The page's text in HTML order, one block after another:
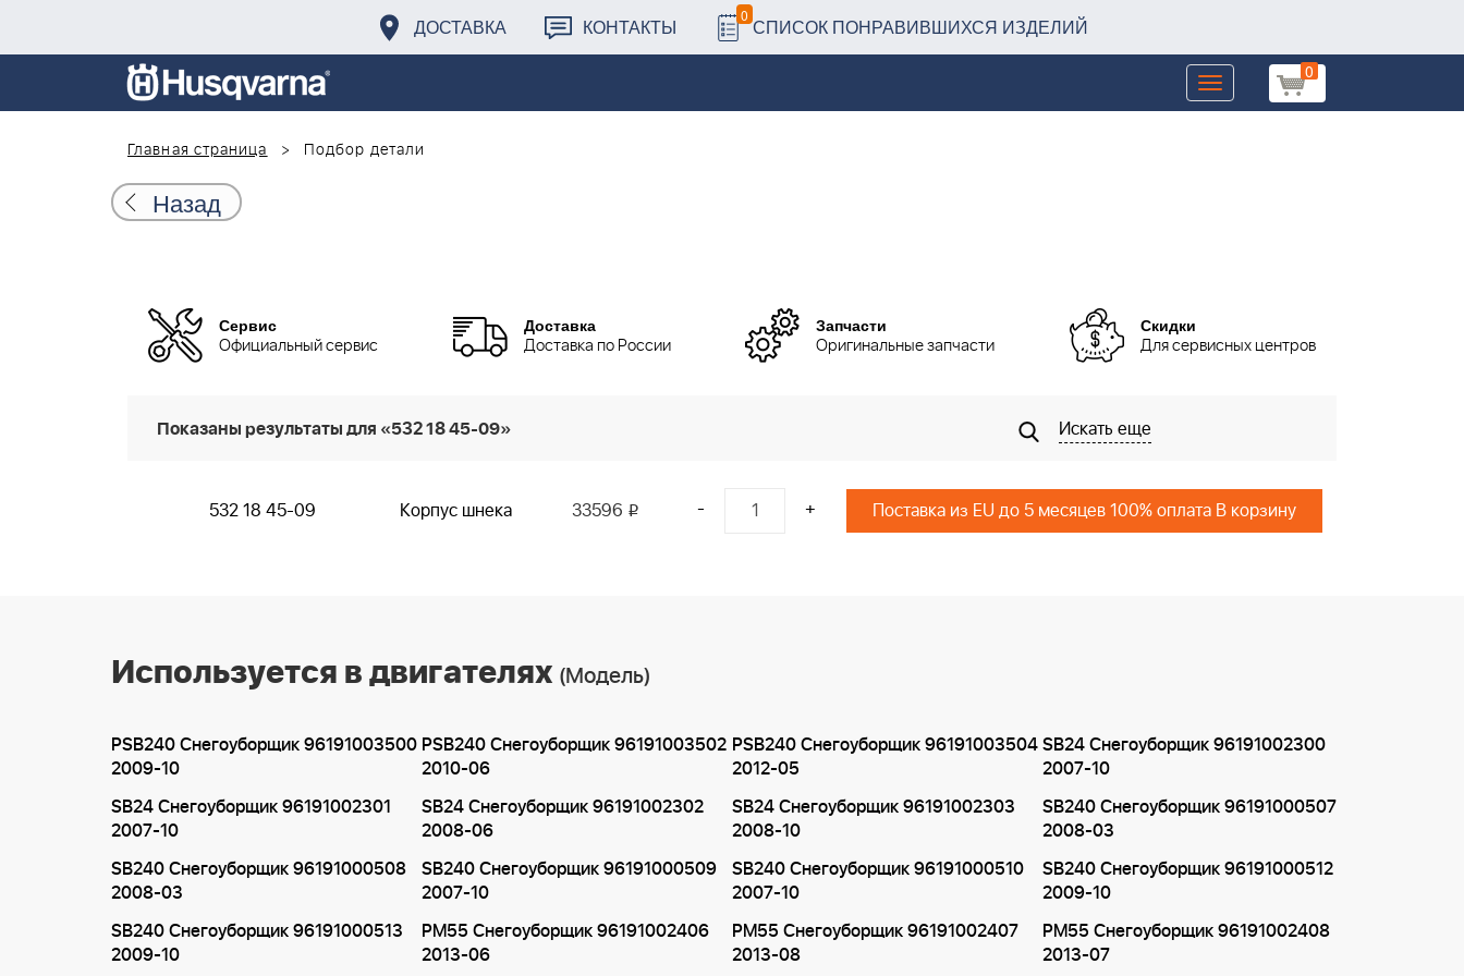
ДОСТАВКА КОНТАКТЫ 0 СПИСОК ПОНРАВИВШИХСЯ ИЗДЕЛИЙ
0
Toggle
navigation
Главная страница
Подбор детали
Назад
Сервис
Официальный сервис
Доставка
Доставка по России
Запчасти
Оригинальные запчасти
Скидки
Для сервисных центров
Показаны результаты для «532 18 45-09» Искать еще
532 18 45-09 Корпус шнека 33596 i - + Поставка из EU до 5 месяцев 100% оплата В корзину
Используется в двигателях (Модель)
PSB240 Снегоуборщик 96191003500
2009-10
PSB240 Снегоуборщик 96191003502
2010-06
PSB240 Снегоуборщик 96191003504
2012-05
SB24 Снегоуборщик 96191002300
2007-10
SB24 Снегоуборщик 96191002301
2007-10
SB24 Снегоуборщик 96191002302
2008-06
SB24 Снегоуборщик 96191002303
2008-10
SB240 Снегоуборщик 96191000507
2008-03
SB240 Снегоуборщик 96191000508
2008-03
SB240 Снегоуборщик 96191000509
2007-10
SB240 Снегоуборщик 96191000510
2007-10
SB240 Снегоуборщик 96191000512
2009-10
SB240 Снегоуборщик 96191000513
2009-10
PM55 Снегоуборщик 96191002406
2013-06
PM55 Снегоуборщик 96191002407
2013-08
PM55 Снегоуборщик 96191002408
2013-07